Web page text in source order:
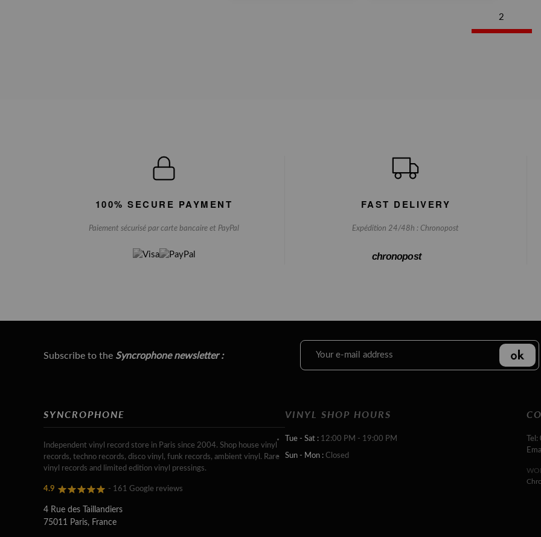
2
100% SECURE PAYMENT
Paiement sécurisé par carte bancaire et PayPal
FAST DELIVERY
Expédition 24/48h : Chronopost
chronopost
Subscribe to the Syncrophone newsletter :
SYNCROPHONE
Independent vinyl record store in Paris since 2004. Shop house vinyl
records, techno records, disco vinyl, funk records, ambient vinyl. Rare
vinyl records and limited edition vinyl pressings.
4.9 - 161 Google reviews
4 Rue des Taillandiers
75011 Paris, France
VINYL SHOP HOURS
Tue - Sat : 12:00 PM - 19:00 PM
Sun - Mon : Closed